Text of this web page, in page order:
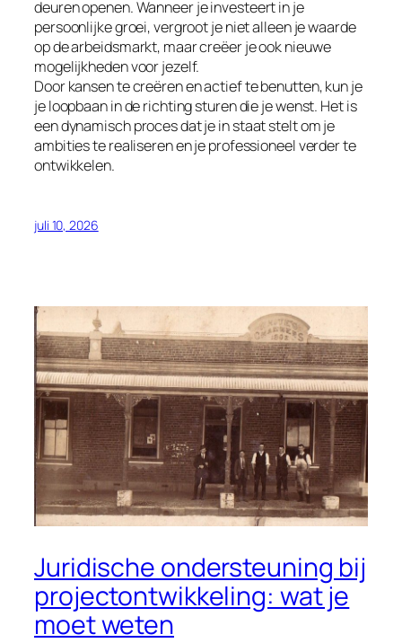
deuren openen. Wanneer je investeert in je
persoonlijke groei, vergroot je niet alleen je waarde
op de arbeidsmarkt, maar creëer je ook nieuwe
mogelijkheden voor jezelf.
Door kansen te creëren en actief te benutten, kun je
je loopbaan in de richting sturen die je wenst. Het is
een dynamisch proces dat je in staat stelt om je
ambities te realiseren en je professioneel verder te
ontwikkelen.
juli 10, 2026
Juridische ondersteuning bij
projectontwikkeling: wat je
moet weten